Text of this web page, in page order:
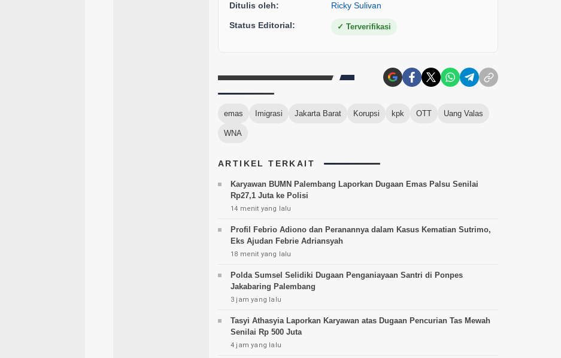
Ditulis oleh: Ricky Sulivan
Status Editorial: ✓ Terverifikasi
emas Imigrasi Jakarta Barat Korupsi kpk OTT Uang Valas
WNA
ARTIKEL TERKAIT
Karyawan BUMN Palembang Laporkan Dugaan Emas Palsu Senilai
Rp27,1 Juta ke Polisi
14 menit yang lalu
Profil Febrio Adiono dan Peranannya dalam Kasus Kematian Sutrimo,
Eks Ajudan Febrie Adriansyah
18 menit yang lalu
Polda Sumsel Selidiki Dugaan Penganiayaan Santri di Ponpes
Jakabaring Palembang
3 jam yang lalu
Tasyi Athasyia Laporkan Karyawan atas Dugaan Pencurian Tas Mewah
Senilai Rp 500 Juta
4 jam yang lalu